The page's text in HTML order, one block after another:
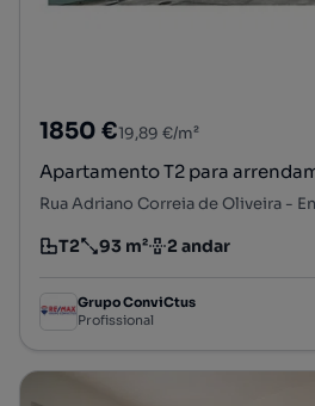
1850 €19,89 €/m²
Apartamento T2 para
Tipologia
T2
Preço por metro quadrado
93 m²
Andar 2 andar
Grupo ConviCtus
Profissional